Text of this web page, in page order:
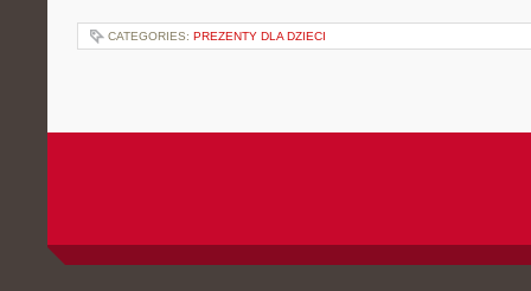
CATEGORIES: PREZENTY DLA DZIECI